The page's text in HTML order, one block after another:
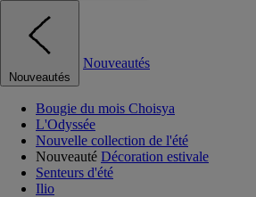
Nouveautés
Nouveautés
Bougie du mois Choisya
L'Odyssée
Nouvelle collection de l'été
Nouveauté Décoration estivale
Senteurs d'été
Ilio